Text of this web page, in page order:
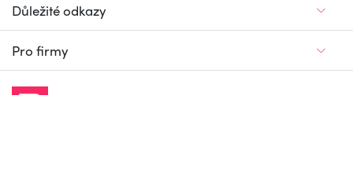
Důležité odkazy
Pro firmy